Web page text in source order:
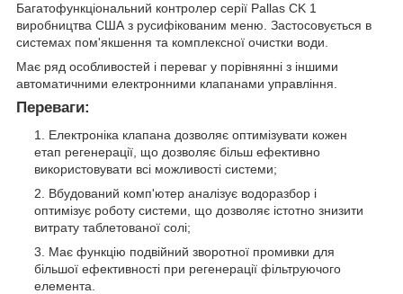
Багатофункціональний контролер серії Pallas CK 1
виробництва США з русифікованим меню. Застосовується в
системах пом'якшення та комплексної очистки води.
Має ряд особливостей і переваг у порівнянні з іншими
автоматичними електронними клапанами управління.
Переваги:
Електроніка клапана дозволяє оптимізувати кожен
етап регенерації, що дозволяє більш ефективно
використовувати всі можливості системи;
Вбудований комп'ютер аналізує водоразбор і
оптимізує роботу системи, що дозволяє істотно знизити
витрату таблетованої солі;
Має функцію подвійний зворотної промивки для
більшої ефективності при регенерації фільтруючого
елемента.